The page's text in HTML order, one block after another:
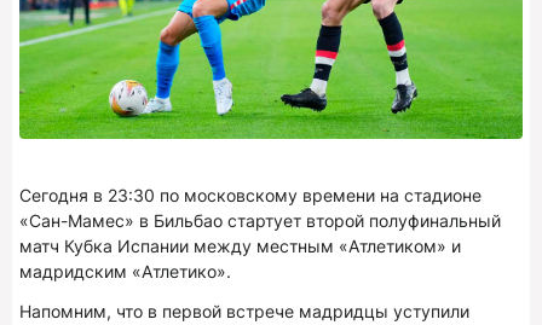
Сегодня в 23:30 по московскому времени на стадионе
«Сан-Мамес» в Бильбао стартует второй полуфинальный
матч Кубка Испании между местным «Атлетиком» и
мадридским «Атлетико».
Напомним, что в первой встрече мадридцы уступили